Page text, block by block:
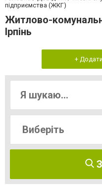
підприємства (ЖКГ)
Житлово-
Ірпінь
+